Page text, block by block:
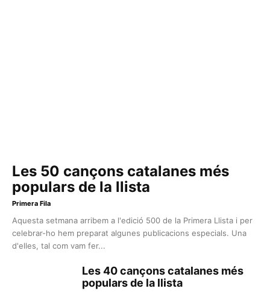
Les 50 cançons catalanes més
populars de la llista
Primera Fila
Aquesta setmana arribem a l'edició 500 de la Primera Llista i per
celebrar-ho hem preparat algunes publicacions especials. Una
d'elles, tal com vam fer...
Les 40 cançons catalanes més
populars de la llista